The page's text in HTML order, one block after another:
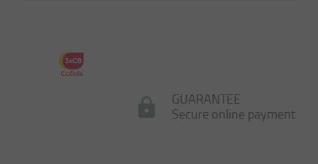
GUARANTEE
Secure online payment